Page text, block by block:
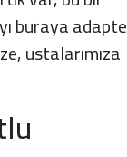
buraya adapte
ustalarımıza